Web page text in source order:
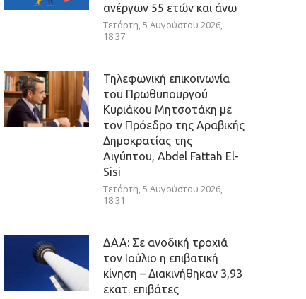
ανέργων 55 ετών και άνω
Τετάρτη, 5 Αυγούστου 2026,
18:37
Τηλεφωνική επικοινωνία
του Πρωθυπουργού
Κυριάκου Μητσοτάκη με
τον Πρόεδρο της Αραβικής
Δημοκρατίας της
Αιγύπτου, Abdel Fattah El-
Sisi
Τετάρτη, 5 Αυγούστου 2026,
18:31
ΔΑΑ: Σε ανοδική τροχιά
τον Ιούλιο η επιβατική
κίνηση – Διακινήθηκαν 3,93
εκατ. επιβάτες